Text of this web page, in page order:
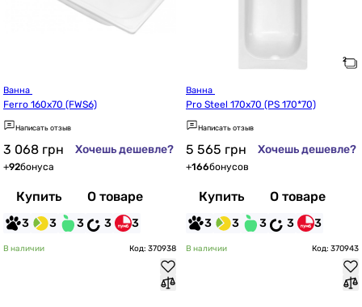
Ferro 160x70 (FWS6)
Написать отзыв
3 068 грн Хочешь дешевле?
+92бонуса
Купить О товаре
3 3 3 3 3
Pro Steel 170x70 (PS 170*70)
Написать отзыв
5 565 грн Хочешь дешевле?
+166бонусов
Купить О товаре
3 3 3 3 3
В наличии Код: 370938 В наличии Код: 370943